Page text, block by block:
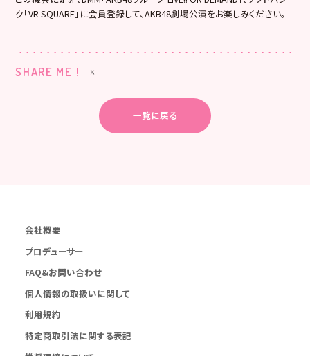
ク「VR SQUARE」に会員登録して、AKB48劇場公演をお楽しみください。
SHARE ME !
一覧に戻る
会社概要
プロデューサー
FAQ&お問い合わせ
個人情報の取扱いに関して
利用規約
特定商取引法に関する表記